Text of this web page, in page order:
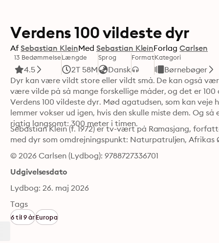
Verdens 100 vildeste dyr
Af Sebastian KleinMed Sebastian KleinForlag Carlsen
13 Bedømmelse
4.5
Længde
2T 58M
Sprog
Dansk
FormatKategori
Børnebøger
Dyr kan være vildt store eller vildt små. De kan også
være vilde på så mange forskellige måder, og det er
Verdens 100 vildeste dyr. Mød agatudsen, som kan veje
lemmer vokser ud igen, hvis den skulle miste dem. Og
rigtig langsomt: 300 meter i timen.
Sebastian Klein (f. 1972) er tv-vært på Ramasjang,
med dyr som omdrejningspunkt: Naturpatruljen,
© 2026 Carlsen (Lydbog): 9788727336701
Udgivelsesdato
Lydbog: 26. maj 2026
Tags
6 til 9 årEuropa